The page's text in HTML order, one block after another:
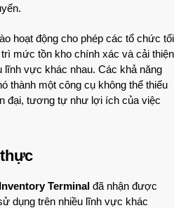
hoạt động cho phép các tổ chức tối
mức tồn kho chính xác và cải thiện
lĩnh vực khác nhau. Các khả năng
thành một công cụ không thể thiếu
đại, tương tự như lợi ích của việc
Terminal đã nhận được
dụng trên nhiều lĩnh vực khác